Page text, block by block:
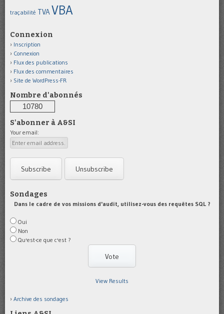
traçabilité TVA VBA
Connexion
Inscription
Connexion
Flux des publications
Flux des commentaires
Site de WordPress-FR
Nombre d'abonnés
10780
S'abonner à A&SI
Your email:
Sondages
Dans le cadre de vos missions d'audit, utilisez-vous des requêtes SQL ?
Oui
Non
Qu'est-ce que c'est ?
View Results
Archive des sondages